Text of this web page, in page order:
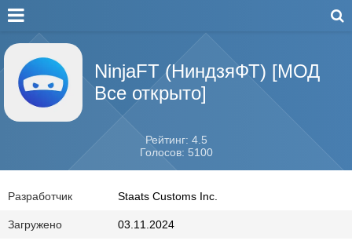
NinjaFT (НиндзяФТ) [МОД
Все открыто]
Рейтинг: 4.5
Голосов: 5100
Разработчик Staats Customs Inc.
Загружено 03.11.2024